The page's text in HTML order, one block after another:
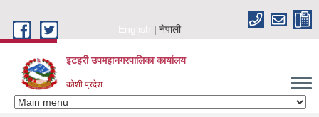
English
नेपाली
इटहरी उपमहानगरपालिका कार्यालय
कोशी प्रदेश